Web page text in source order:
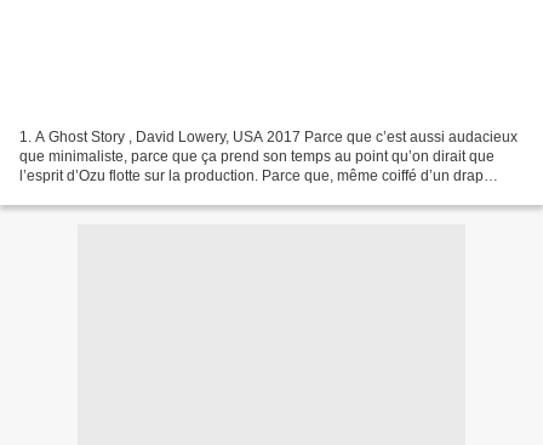
1. A Ghost Story , David Lowery, USA 2017 Parce que c’est aussi audacieux
que minimaliste, parce que ça prend son temps au point qu’on dirait que
l’esprit d’Ozu flotte sur la production. Parce que, même coiffé d’un drap